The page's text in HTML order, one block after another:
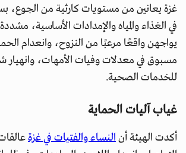
غزة يعانين من مستويات كارثية من الجوع،
في الغذاء والمياه والإمدادات الأساسية،
يواجهن واقعًا مرعبًا من النزوح، وانعدام
مسبوق في معدلات وفيات الأمهات، وانهيار
للخدمات الصحية.
غياب آليات الحماية
أكدت الهيئة أنالنساء والفتيات في غزة